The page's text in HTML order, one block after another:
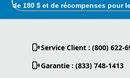
de 180 $ et de récompenses pour
Service Client : (800) 622-
Garantie : (833) 748-1413